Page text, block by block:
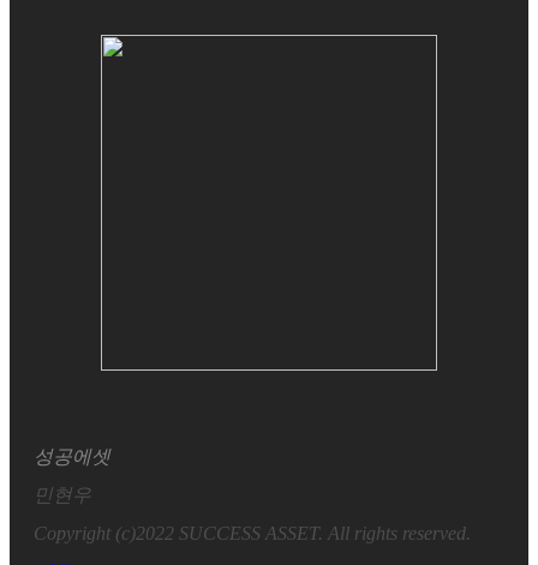
성공에셋
민현우
Copyright (c)2022 SUCCESS ASSET. All rights reserved.